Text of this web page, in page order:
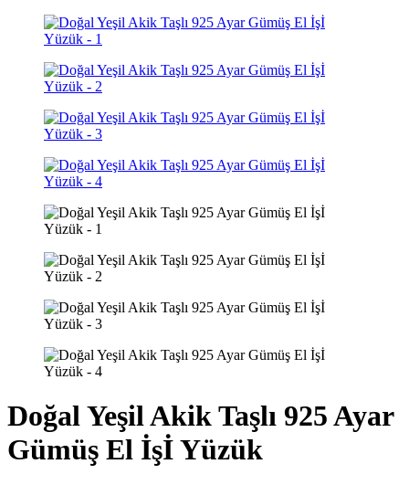
Doğal Yeşil Akik Taşlı 925 Ayar
Gümüş El İşİ Yüzük